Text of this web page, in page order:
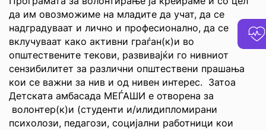
да им овозможиме на младите да учат, да се
надградуваат и лично и професионално, да се
вклучуваат како активни граѓан(к)и во
општествените текови, развивајќи го нивниот
сензибилитет за различни општествени прашања
кои се важни за нив и од нивен интерес. Затоа
Детската амбасада МЕЃАШИ е отворена за
волонтер(к)и (студенти и/илидипломирани
психолози, педагози, социјални работници кои